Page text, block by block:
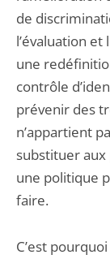
de
l’évaluation
une
contrôle
prévenir des
n’appartient
substituer
une politique
faire.
C’est